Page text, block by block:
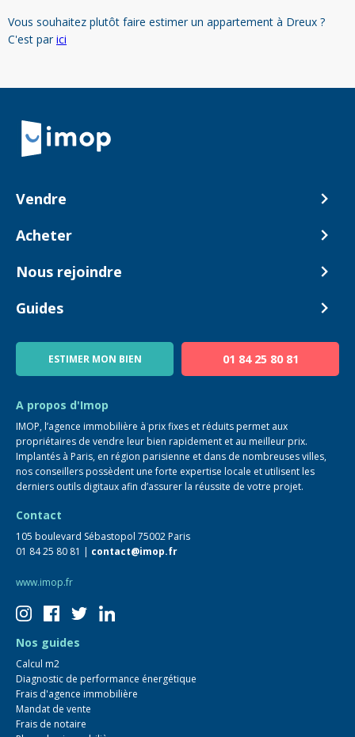
Vous souhaitez plutôt faire estimer un appartement à Dreux ?
C'est parici
Retour à la navigation principale
Vendre
Comment ça marche ?
Acheter
Biens en vente
Nous rejoindre
Devenir Conseiller
Guides
Blog
ESTIMER MON BIEN 01 84 25 80 81
A propos d'Imop
IMOP, l’agence immobilière à prix fixes et réduits permet aux
propriétaires de vendre leur bien rapidement et au meilleur prix.
Implantés à Paris, en région parisienne et dans de nombreuses villes,
nos conseillers possèdent une forte expertise locale et utilisent les
derniers outils digitaux afin d’assurer la réussite de votre projet.
Contact
105 boulevard Sébastopol 75002 Paris
01 84 25 80 81 | contact@imop.fr
www.imop.fr
Nos guides
Calcul m2
Diagnostic de performance énergétique
Frais d'agence immobilière
Mandat de vente
Frais de notaire